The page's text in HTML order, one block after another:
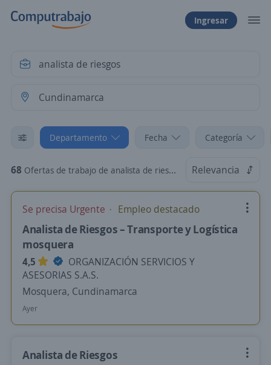
Ingresar
Departamento Fecha Categoría
68 Ofertas de trabajo de analista de riesgos en Cundinamarca Relevancia
Se precisa Urgente Empleo destacado
Analista de Riesgos – Transporte y Logística
mosquera
4,5
ORGANIZACIÓN SERVICIOS Y
ASESORIAS S.A.S.
Mosquera, Cundinamarca
Ayer
Analista de Riesgos